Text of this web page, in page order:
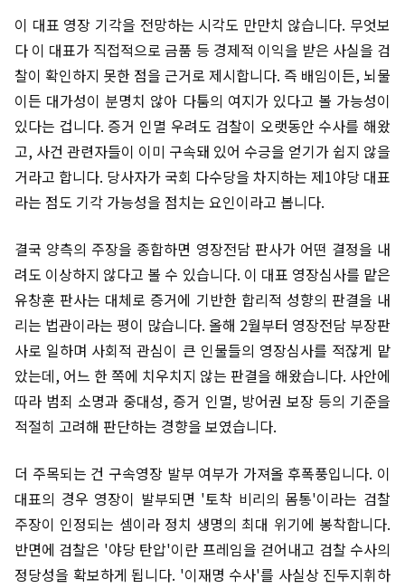
이 대표 영장 기각을 전망하는 시각도 만만치 않습니다. 무엇보
다 이 대표가 직접적으로 금품 등 경제적 이익을 받은 사실을 검
찰이 확인하지 못한 점을 근거로 제시합니다. 즉 배임이든, 뇌물
이든 대가성이 분명치 않아 다툼의 여지가 있다고 볼 가능성이
있다는 겁니다. 증거 인멸 우려도 검찰이 오랫동안 수사를 해왔
고, 사건 관련자들이 이미 구속돼 있어 수긍을 얻기가 쉽지 않을
거라고 합니다. 당사자가 국회 다수당을 차지하는 제1야당 대표
라는 점도 기각 가능성을 점치는 요인이라고 봅니다.
결국 양측의 주장을 종합하면 영장전담 판사가 어떤 결정을 내
려도 이상하지 않다고 볼 수 있습니다. 이 대표 영장심사를 맡은
유창훈 판사는 대체로 증거에 기반한 합리적 성향의 판결을 내
리는 법관이라는 평이 많습니다. 올해 2월부터 영장전담 부장판
사로 일하며 사회적 관심이 큰 인물들의 영장심사를 적잖게 맡
았는데, 어느 한 쪽에 치우치지 않는 판결을 해왔습니다. 사안에
따라 범죄 소명과 중대성, 증거 인멸, 방어권 보장 등의 기준을
적절히 고려해 판단하는 경향을 보였습니다.
더 주목되는 건 구속영장 발부 여부가 가져올 후폭풍입니다. 이
대표의 경우 영장이 발부되면 '토착 비리의 몸통'이라는 검찰
주장이 인정되는 셈이라 정치 생명의 최대 위기에 봉착합니다.
반면에 검찰은 '야당 탄압'이란 프레임을 걷어내고 검찰 수사의
정당성을 확보하게 됩니다. '이재명 수사'를 사실상 진두지휘하